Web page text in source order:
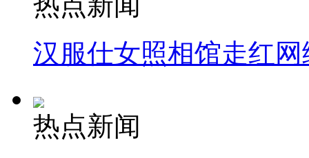
汉服仕女照相馆走红网
热点新闻